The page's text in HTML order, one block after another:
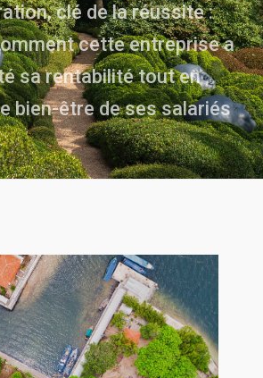
clé de la réussite :
cette entreprise a
sa rentabilité tout en
bien-être de ses salariés